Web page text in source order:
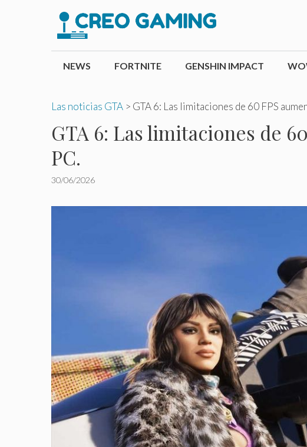
contenido
NEWS FORTNITE GENSHIN IMPACT
Las noticias GTA > GTA 6: Las limitaciones de 60 FPS
GTA 6: Las limitaciones de
PC.
30/06/2026